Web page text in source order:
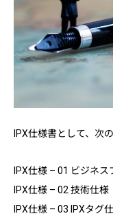
IPX仕様書として、次
IPX仕様 – 01 ビジネス
IPX仕様 – 02 技術仕様
IPX仕様 – 03 IPXタグ